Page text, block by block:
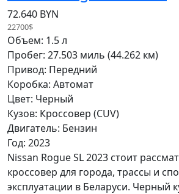
72.640 BYN
22700$
Объем: 1.5 л
Пробег: 27.503 миль (44.262 км)
Привод: Передний
Коробка: Автомат
Цвет: Черный
Кузов: Кроссовер (CUV)
Двигатель: Бензин
Год: 2023
Nissan Rogue SL 2023 стоит
кроссовер для города, трассы и
эксплуатации в Беларуси. Черный